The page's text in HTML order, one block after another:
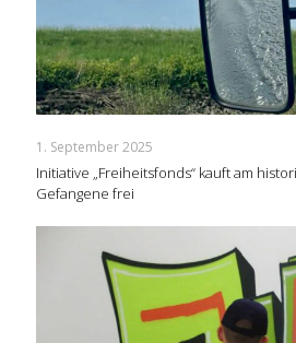
1. September 2025
Initiative „Freiheitsfonds“ kauft am
Gefangene frei